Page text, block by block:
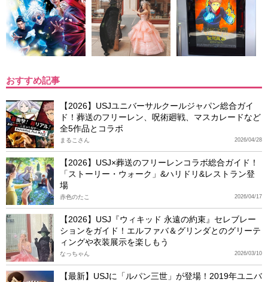
おすすめ記事
【2026】USJユニバーサルクールジャパン総合ガイ
ド！葬送のフリーレン、呪術廻戦、マスカレードなど
全5作品とコラボ
2026/04/28
まるこさん
【2026】USJ×葬送のフリーレンコラボ総合ガイド！
「ストーリー・ウォーク」&ハリドリ&レストラン登
場
2026/04/17
赤色のたこ
【2026】USJ『ウィキッド 永遠の約束』セレブレー
ションをガイド！エルファバ＆グリンダとのグリーテ
ィングや衣装展示を楽しもう
2026/03/10
なっちゃん
【最新】USJに「ルパン三世」が登場！2019年ユニバ